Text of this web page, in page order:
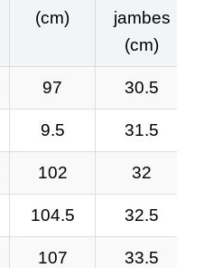
(cm)
jambes
(cm)
97 30.5
9.5 31.5
102 32
104.5 32.5
107 33.5